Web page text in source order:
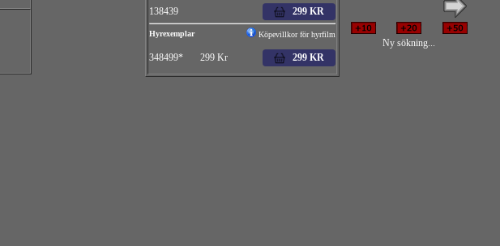
138439 299 KR
Hyrexemplar Köpevillkor för hyrfilm
348499* 299 Kr 299 KR
Ny sökning...